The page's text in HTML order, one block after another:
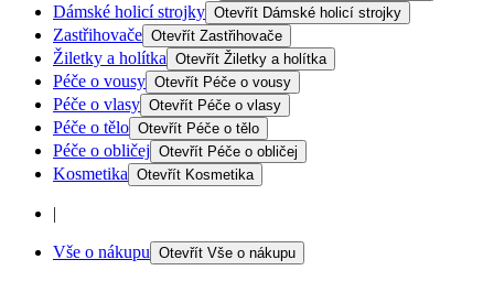
Dámské holicí strojky Otevřít Dámské holicí strojky
Zastřihovače Otevřít Zastřihovače
Žiletky a holítka Otevřít Žiletky a holítka
Péče o vousy Otevřít Péče o vousy
Péče o vlasy Otevřít Péče o vlasy
Péče o tělo Otevřít Péče o tělo
Péče o obličej Otevřít Péče o obličej
Kosmetika Otevřít Kosmetika
|
Vše o nákupu Otevřít Vše o nákupu